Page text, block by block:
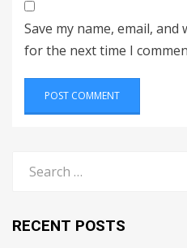
Save my name, email,
for the next time I
for:
RECENT POSTS